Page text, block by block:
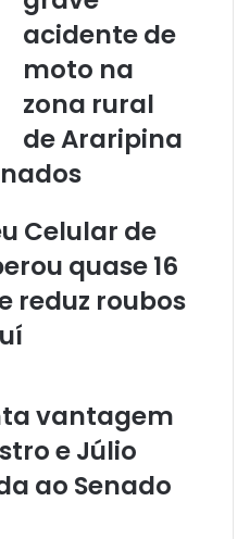
acidente de
moto na
zona rural
de Araripina
Celular de
quase 16
reduz roubos
vantagem
e Júlio
ao Senado